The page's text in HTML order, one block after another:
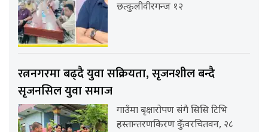
छत्कुलीवीरगन्ज १२
रत्ननगरमा बढ्दै युवा सक्रियता, सृजनशील बन्दै
सृजनसिल युवा समाज
गाउँमा बृक्षारोपण संगै सिसि टिभि
हस्तान्तरणकिरण कुँवरचितवन, २८